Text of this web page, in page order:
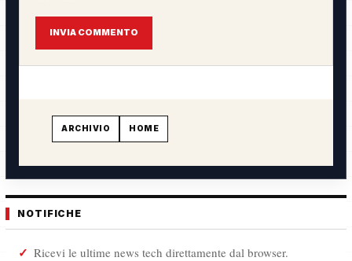
INVIA COMMENTO
ARCHIVIO HOME
NOTIFICHE
Ricevi le ultime news tech direttamente dal browser.